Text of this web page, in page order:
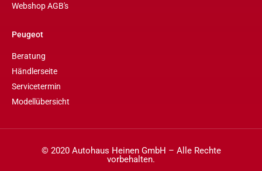
Webshop AGB's
Peugeot
Beratung
Händlerseite
Servicetermin
Modellübersicht
© 2020 Autohaus Heinen GmbH – Alle Rechte
vorbehalten.